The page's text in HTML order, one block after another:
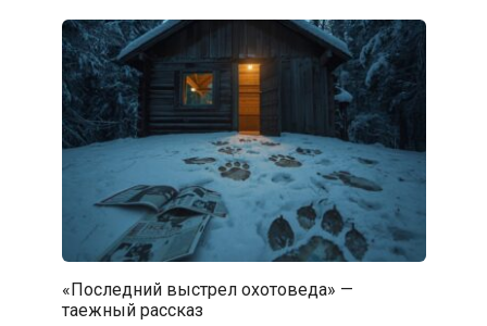
«Последний выстрел охотоведа» —
таежный рассказ